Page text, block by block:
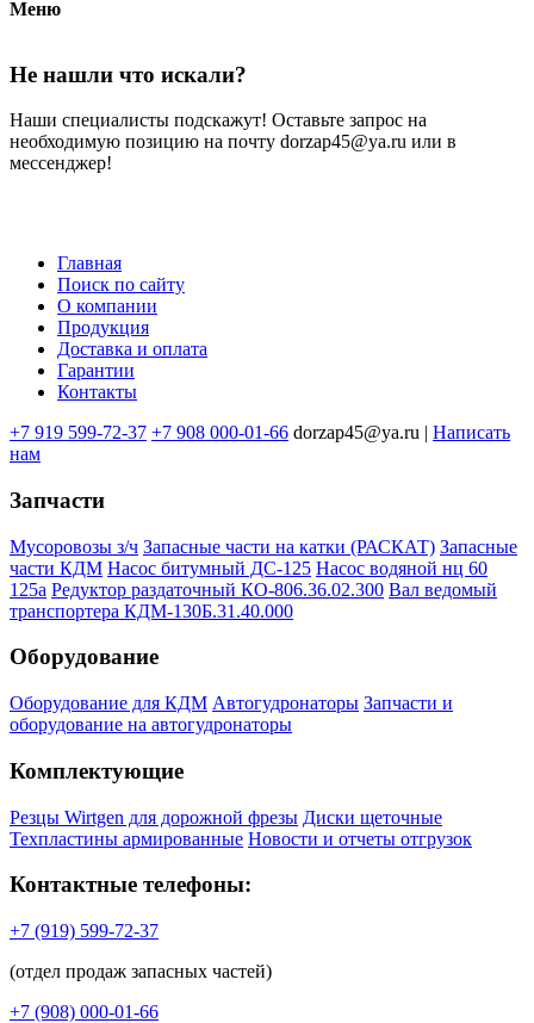
Меню
Не нашли что искали?
Наши специалисты подскажут! Оставьте запрос на
необходимую позицию на почту dorzap45@ya.ru или в
мессенджер!
Меню
подвале
Главная
Поиск по сайту
О компании
Продукция
Доставка и оплата
Гарантии
Контакты
+7 919 599-72-37 +7 908 000-01-66 dorzap45@ya.ru | Написать
нам
Запчасти
Мусоровозы з/ч Запасные части на катки (РАСКАТ) Запасные
части КДМ Насос битумный ДС-125 Насос водяной нц 60
125а Редуктор раздаточный КО-806.36.02.300 Вал ведомый
транспортера КДМ-130Б.31.40.000
Оборудование
Оборудование для КДМ Автогудронаторы Запчасти и
оборудование на автогудронаторы
Комплектующие
Резцы Wirtgen для дорожной фрезы Диски щеточные
Техпластины армированные Новости и отчеты отгрузок
Контактные телефоны:
+7 (919) 599-72-37
(отдел продаж запасных частей)
+7 (908) 000-01-66